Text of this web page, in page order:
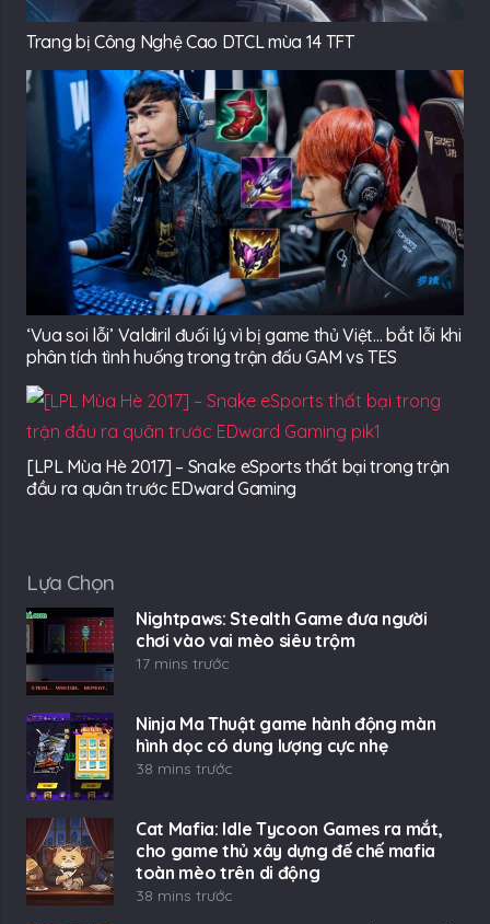
Trang bị Công Nghệ Cao DTCL mùa 14 TFT
‘Vua soi lỗi’ Valdiril đuối lý vì bị game thủ Việt… bắt lỗi khi
phân tích tình huống trong trận đấu GAM vs TES
[LPL Mùa Hè 2017] – Snake eSports thất bại trong trận
đầu ra quân trước EDward Gaming
Lựa Chọn
Nightpaws: Stealth Game đưa người
chơi vào vai mèo siêu trộm
17 mins trước
Ninja Ma Thuật game hành động màn
hình dọc có dung lượng cực nhẹ
38 mins trước
Cat Mafia: Idle Tycoon Games ra mắt,
cho game thủ xây dựng đế chế mafia
toàn mèo trên di động
38 mins trước